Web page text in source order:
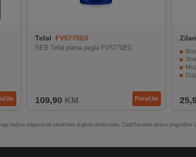
Tefal FV5770E0
SEB Tefal parna pegla FV5770E0
109,90 KM Poručite
Zilan
nužno odgovarati stvarnom izgledu proizvoda. Zadržavamo pravo pogreške